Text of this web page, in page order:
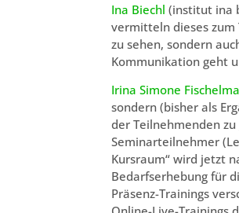
Ina Biechl (institut ina
vermitteln dieses
zu sehen, sondern
Kommunikation geht
Irina Simone
sondern (bisher als
der Teilnehmenden
Seminarteilnehmer
Kursraum“ wird jetzt
Bedarfserhebung für
Präsenz-Trainings